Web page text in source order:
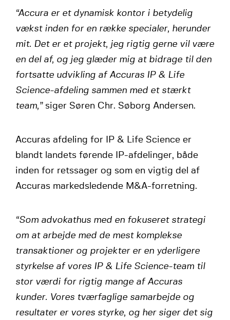
“Accura er et dynamisk kontor i betydelig
vækst inden for en række specialer, herunder
mit. Det er et projekt, jeg rigtig gerne vil være
en del af, og jeg glæder mig at bidrage til den
fortsatte udvikling af Accuras IP & Life
Science-afdeling sammen med et stærkt
team,” siger Søren Chr. Søborg Andersen.
Accuras afdeling for IP & Life Science er
blandt landets førende IP-afdelinger, både
inden for retssager og som en vigtig del af
Accuras markedsledende M&A-forretning.
“Som advokathus med en fokuseret strategi
om at arbejde med de mest komplekse
transaktioner og projekter er en yderligere
styrkelse af vores IP & Life Science-team til
stor værdi for rigtig mange af Accuras
kunder. Vores tværfaglige samarbejde og
resultater er vores styrke, og her siger det sig